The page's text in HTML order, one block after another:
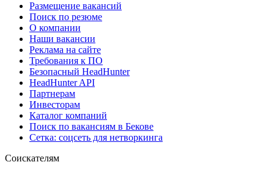
Размещение вакансий
Поиск по резюме
О компании
Наши вакансии
Реклама на сайте
Требования к ПО
Безопасный HeadHunter
HeadHunter API
Партнерам
Инвесторам
Каталог компаний
Поиск по вакансиям в Бекове
Сетка: соцсеть для нетворкинга
Соискателям